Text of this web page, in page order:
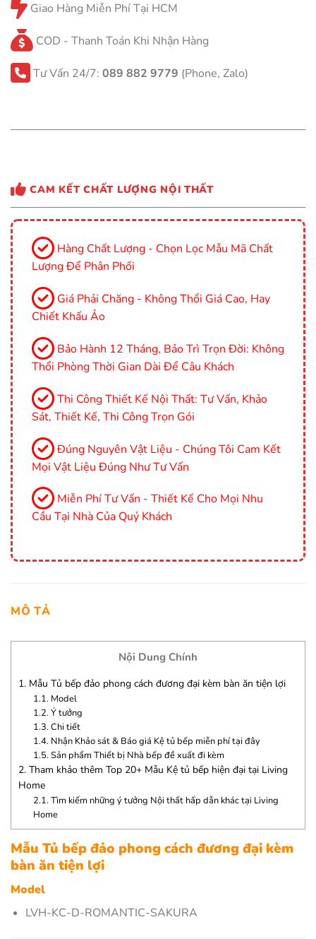
Giao Hàng Miễn Phí Tại HCM
COD - Thanh Toán Khi Nhận Hàng
Tư Vấn 24/7: 089 882 9779 (Phone, Zalo)
CAM KẾT CHẤT LƯỢNG NỘI THẤT
Hàng Chất Lượng - Chọn Lọc Mẫu Mã Chất
Lượng Để Phân Phối
Giá Phải Chăng - Không Thổi Giá Cao, Hay
Chiết Khấu Ảo
Bảo Hành 12 Tháng, Bảo Trì Trọn Đời: Không
Thổi Phòng Thời Gian Dài Để Câu Khách
Thi Công Thiết Kế Nội Thất: Tư Vấn, Khảo
Sát, Thiết Kế, Thi Công Trọn Gói
Đúng Nguyên Vật Liệu - Chúng Tôi Cam Kết
Mọi Vật Liệu Đúng Như Tư Vấn
Miễn Phí Tư Vấn - Thiết Kế Cho Mọi Nhu
Cầu Tại Nhà Của Quý Khách
MÔ TẢ
Nội Dung Chính
1. Mẫu Tủ bếp đảo phong cách đương đại kèm bàn ăn tiện lợi
1.1. Model
1.2. Ý tưởng
1.3. Chi tiết
1.4. Nhận Khảo sát & Báo giá Kệ tủ bếp miễn phí tại đây
1.5. Sản phẩm Thiết bị Nhà bếp đề xuất đi kèm
2. Tham khảo thêm Top 20+ Mẫu Kệ tủ bếp hiện đại tại Living
Home
2.1. Tìm kiếm những ý tưởng Nội thất hấp dẫn khác tại Living
Home
Mẫu Tủ bếp đảo phong cách đương đại kèm
bàn ăn tiện lợi
Model
LVH-KC-D-ROMANTIC-SAKURA